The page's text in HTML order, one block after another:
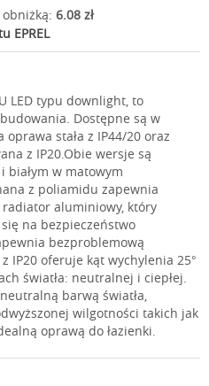
6.08 zł
EPREL
LED typu downlight, to
Dostępne są w
stała z IP44/20 oraz
z IP20.Obie wersje są
białym w matowym
z poliamidu zapewnia
radiator aluminiowy, który
na bezpieczeństwo
bezproblemową
IP20 oferuje kąt wychylenia 25°
światła: neutralnej i ciepłej.
barwą światła,
wilgotności takich jak
oprawą do łazienki.